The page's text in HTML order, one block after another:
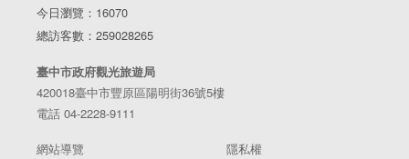
今日瀏覽：16070
總訪客數：259028265
臺中市政府觀光旅遊局
420018臺中市豐原區陽明街36號5樓
電話 04-2228-9111
網站導覽
隱私權